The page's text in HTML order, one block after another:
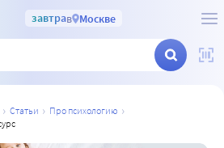
завтрав Москве
статьи
про психологию